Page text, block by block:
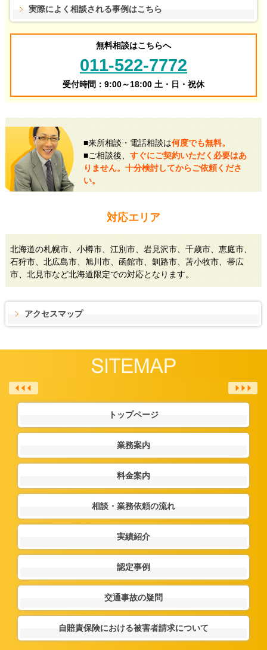
実際によく相談される事例はこちら
無料相談はこちらへ
011-522-7772
受付時間：9:00～18:00 土・日・祝休
■来所相談・電話相談は何度でも無料。
■ご相談後、 すぐにご契約いただく必要はあ
りません。十分検討してからご依頼くださ
い。
対応エリア
北海道の札幌市、小樽市、江別市、岩見沢市、千歳市、恵庭市、
石狩市、北広島市、旭川市、函館市、釧路市、苫小牧市、帯広
市、北見市など北海道限定での対応となります。
アクセスマップ
トップページ
業務案内
料金案内
相談・業務依頼の流れ
実績紹介
認定事例
交通事故の疑問
自賠責保険における被害者請求について